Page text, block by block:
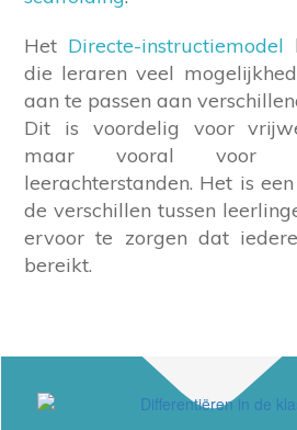
Het Directe-instructiemodel
die leraren veel
aan te passen aan
Dit is voordelig voor
maar vooral voor
leerachterstanden. Het is
de verschillen tussen
ervoor te zorgen dat
bereikt.